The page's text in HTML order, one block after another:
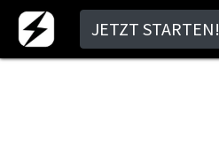
JETZT STARTEN!